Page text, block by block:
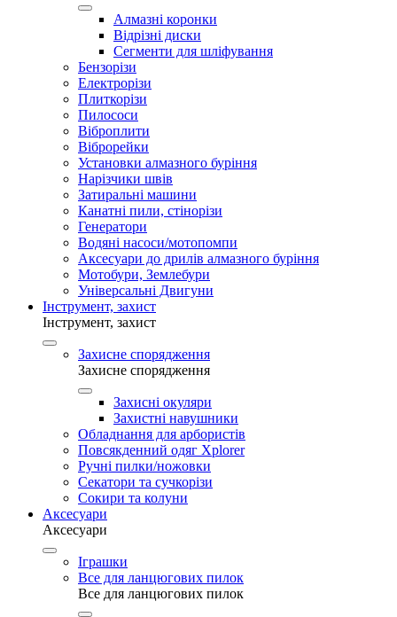
Алмазні коронки
Відрізні диски
Сегменти для шліфування
Бензорізи
Електрорізи
Плиткорізи
Пилососи
Віброплити
Віброрейки
Установки алмазного буріння
Нарізчики швів
Затиральні машини
Канатні пили, стінорізи
Генератори
Водяні насоси/мотопомпи
Аксесуари до дрилів алмазного буріння
Мотобури, Землебури
Універсальні Двигуни
Інструмент, захист
Інструмент, захист
Захисне спорядження
Захисне спорядження
Захисні окуляри
Захистні навушники
Обладнання для арбористів
Повсякденний одяг Xplorer
Ручні пилки/ножовки
Секатори та сучкорізи
Сокири та колуни
Аксесуари
Аксесуари
Іграшки
Все для ланцюгових пилок
Все для ланцюгових пилок